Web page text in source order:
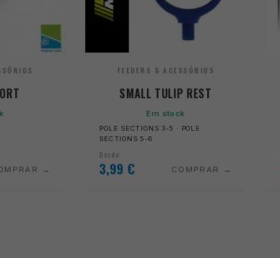
FEEDERS & ACESSÓRIOS
SMALL TULIP REST
Em stock
POLE SECTIONS 3-5 · POLE
SECTIONS 5-6
Desde
3,99 € COMPRAR